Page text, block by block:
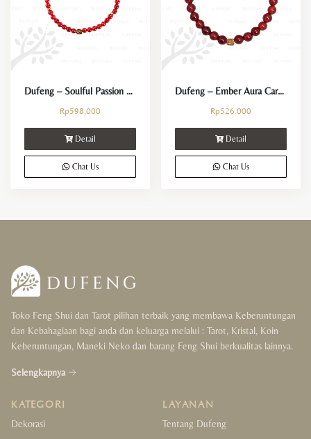
Dufeng – Soulful Passion Carnelian Bracelet
Rp598.000
Detail
Chat Us
Dufeng – Ember Aura Carnelian Bracelet
Rp526.000
Detail
Chat Us
Toko Feng Shui dan Tarot pilihan terbaik yang membawa Keberuntungan
dan Kebahagiaan bagi anda dan keluarga melalui : Tarot, Kristal, Koin
Keberuntungan, Maneki Neko dan barang Feng Shui berkualitas lainnya.
Selengkapnya
KATEGORI
Dekorasi
LAYANAN
Tentang Dufeng